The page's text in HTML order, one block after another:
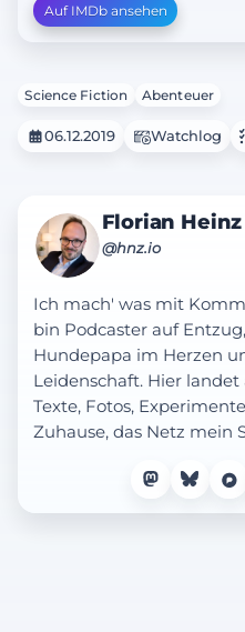
Auf IMDb ansehen
Science Fiction Abenteuer
06.12.2019 Watchlog
Florian Heinz
@hnz.io
Ich mach' was mit
bin Podcaster auf
Hundepapa im Herzen
Leidenschaft. Hier
Texte, Fotos,
Zuhause, das Netz mein